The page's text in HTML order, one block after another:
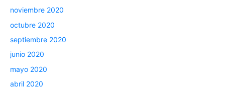
noviembre 2020
octubre 2020
septiembre 2020
junio 2020
mayo 2020
abril 2020